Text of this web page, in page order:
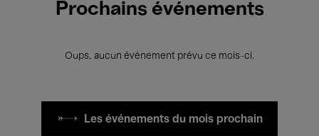
Prochains événements
Oups, aucun événement prévu ce mois-ci.
Les événements du mois prochain